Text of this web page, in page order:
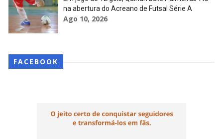
na abertura do Acreano de Futsal Série A
Ago 10, 2026
FACEBOOK